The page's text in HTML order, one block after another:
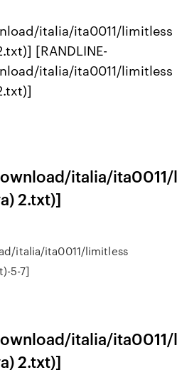
italia/ita0011/limitless
[RANDLINE-
italia/ita0011/limitless
italia/
2.txt)]
italia/ita0011/limitless
5-7]
italia/
2.txt)]